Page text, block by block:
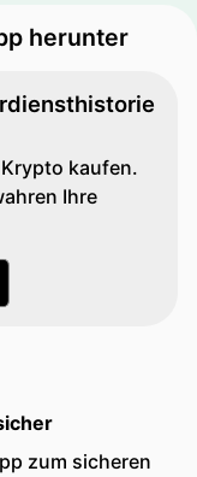
herunter
kaufen.
Ihre
zum sicheren